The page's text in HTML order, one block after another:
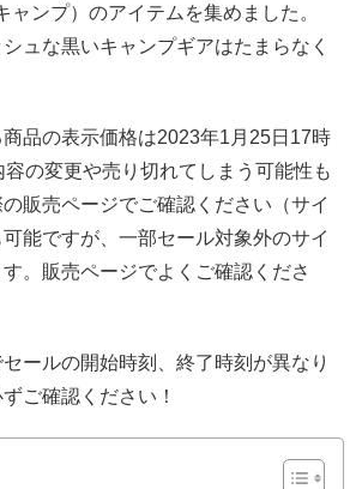
ャンプ）のアイテムを集めました。
ュな黒いキャンプギアはたまらなく
品の表示価格は2023年1月25日17時
の変更や売り切れてしまう可能性も
販売ページでご確認ください（サイ
能ですが、一部セール対象外のサイ
。販売ページでよくご確認くださ
ールの開始時刻、終了時刻が異なり
ご確認ください！